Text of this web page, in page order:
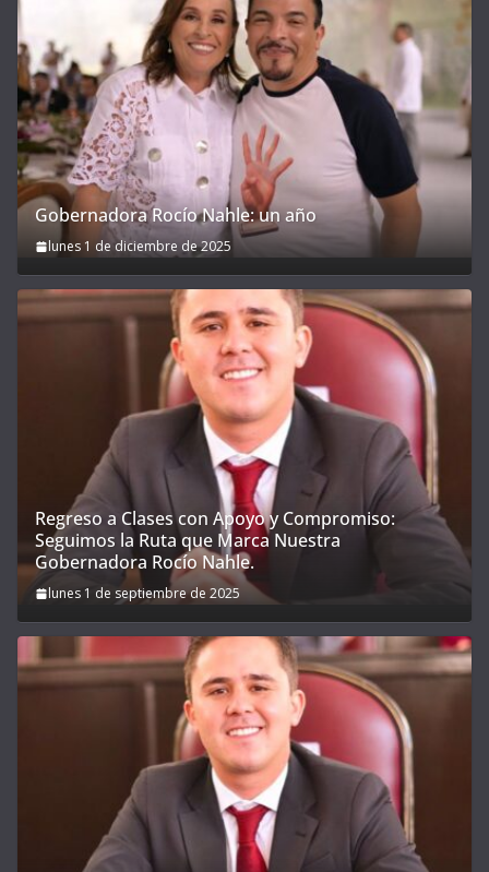
Gobernadora Rocío Nahle: un año
lunes 1 de diciembre de 2025
Regreso a Clases con Apoyo y Compromiso:
Seguimos la Ruta que Marca Nuestra
Gobernadora Rocío Nahle.
lunes 1 de septiembre de 2025